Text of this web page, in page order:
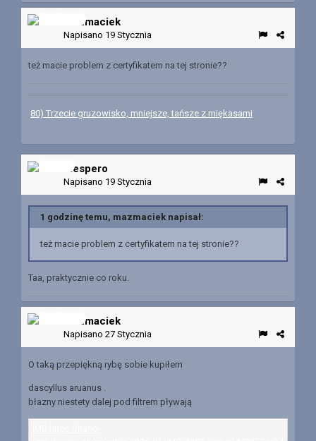
mazmaciek
Napisano 19 Stycznia
też macie problem z certyfikatem na tej stronie??
80) Trzecie gruzowisko, mniejsze, tańsze z miękasami
elespero
Napisano 19 Stycznia
1 godzinę temu, mazmaciek napisał:
też macie problem z certyfikatem na tej stronie??
Taa, praktycznie co roku.
mazmaciek
Napisano 27 Stycznia
O taką przepiękną rybę sobie kupiłem
dascyllus aruanus .
błazny niestety dalej pod filtrem pływają